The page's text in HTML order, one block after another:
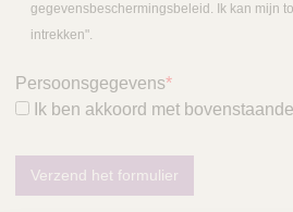
gegevensbeschermingsbeleid. Ik kan mijn
intrekken".
Persoonsgegevens*
Ik ben akkoord met
Verzend het formulier